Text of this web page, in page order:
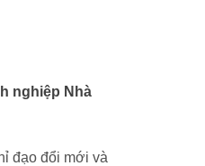
nghiệp Nhà
đạo đổi mới và